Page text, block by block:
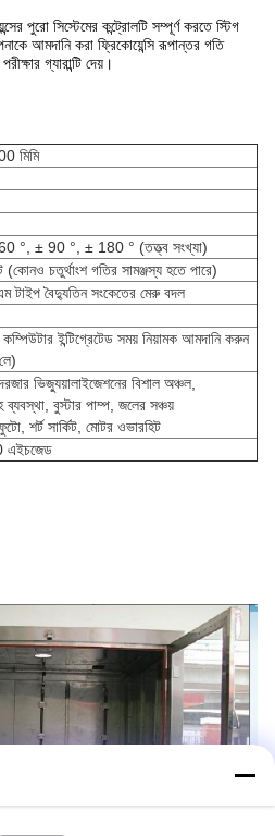
পুরো সিস্টেমের কন্ট্রোলটি সম্পূর্ণ করতে স্টিগ
আমদানি করা ফ্রিকোয়েন্সি রূপান্তর গতি
গ্যারান্টি দেয়।
মিমি
°, ± 90 °, ± 180 ° (তত্ত্ব সংখ্যা)
(কোনও চতুর্থাংশ গতির সামঞ্জস্য হতে পারে)
টাইপ বৈদ্যুতিন সংকেতের মেরু বদল
ইন্টিগ্রেটেড সময় নিয়ামক আমদানি করুন
ভিজ্যুয়ালাইজেশনের বিশাল অঞ্চল,
ব্যবস্থা, বুস্টার পাম্প, জলের সঞ্চয়
শর্ট সার্কিট, মোটর ওভারহিট
এইচজেড